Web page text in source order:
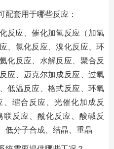
配套用于哪些反应：
反应、催化加氢反应（加氢
、氯化反应、溴化反应、环
化反应、水解反应、聚合反
应、迈克尔加成反应、过氧
低温反应、格式反应、环氧
缩合反应、光催化加成反
反应、酰化反应、酸碱反
低分子合成、结晶、重晶